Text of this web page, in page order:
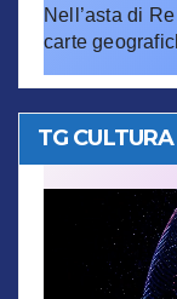
Nell’asta di
carte
TG CULTURA